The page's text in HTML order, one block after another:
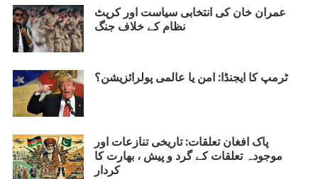
o
o
k
A
p
عمران خان کی انتخابی سیاست اور کرپٹ
نظام کے خلاف جنگ
ٹرمپ کا ایجنڈا: امن یا عالمی پولرائزیشن؟
پاک افغان تعلقات: تاریخی تنازعات اور
موجودہ تعلقات کے گرد و پیش ، بھارت کا
کردار